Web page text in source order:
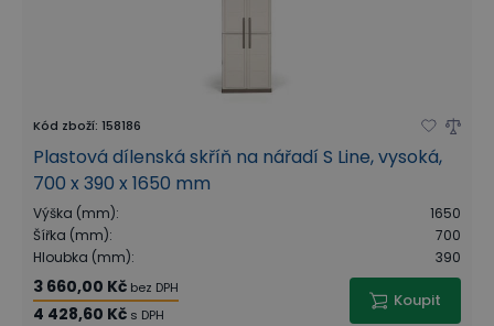
Kód zboží: 158186
Plastová dílenská skříň na nářadí S Line, vysoká,
700 x 390 x 1650 mm
Výška (mm):
1650
Šířka (mm):
700
Hloubka (mm): 390
3 660,00 Kč bez DPH
4 428,60 Kč s DPH
Koupit